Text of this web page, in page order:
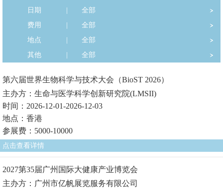
日期
全部
费用
全部
地点
全部
其他
全部
第六届世界生物科学与技术大会（BioST 2026）
主办方：生命与医学科学创新研究院(LMSII)
时间：2026-12-01-2026-12-03
地点：香港
参展费：5000-10000
点击查看详情
2027第35届广州国际大健康产业博览会
主办方：广州市亿帆展览服务有限公司